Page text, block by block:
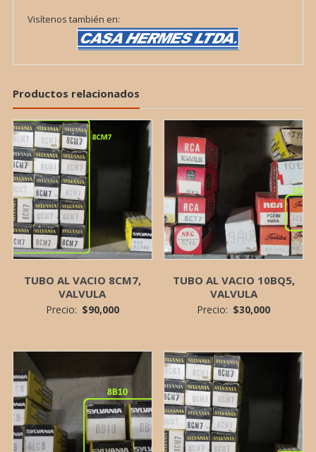
Visítenos también en:
Productos relacionados
TUBO AL VACIO 8CM7,
VALVULA
Precio: $90,000
TUBO AL VACIO 10BQ5,
VALVULA
Precio: $30,000